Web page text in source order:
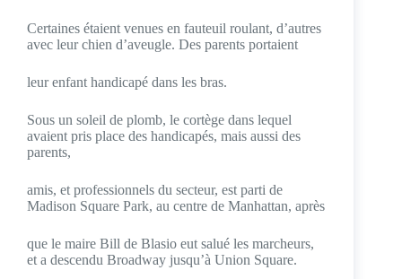
Certaines étaient venues en fauteuil roulant, d’autres
avec leur chien d’aveugle. Des parents portaient
leur enfant handicapé dans les bras.
Sous un soleil de plomb, le cortège dans lequel
avaient pris place des handicapés, mais aussi des
parents,
amis, et professionnels du secteur, est parti de
Madison Square Park, au centre de Manhattan, après
que le maire Bill de Blasio eut salué les marcheurs,
et a descendu Broadway jusqu’à Union Square.